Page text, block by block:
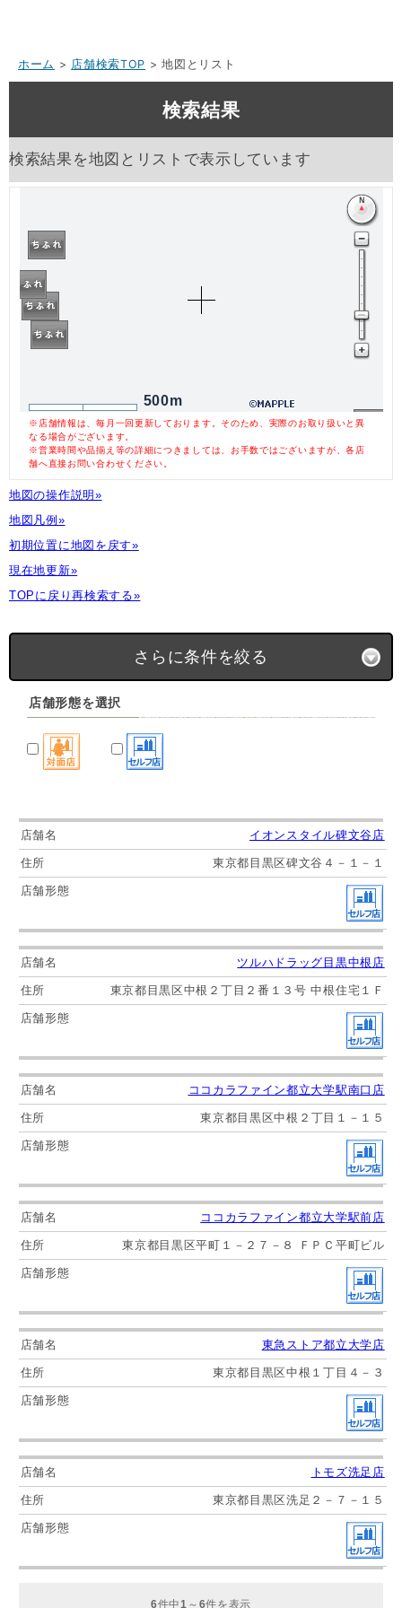
ホーム > 店舗検索TOP > 地図とリスト
検索結果
検索結果を地図とリストで表示しています
500m
※店舗情報は、毎月一回更新しております。そのため、実際のお取り扱いと異
なる場合がございます。
※営業時間や品揃え等の詳細につきましては、お手数ではございますが、各店
舗へ直接お問い合わせください。
地図の操作説明»
地図凡例»
初期位置に地図を戻す»
現在地更新»
TOPに戻り再検索する»
さらに条件を絞る
店舗形態を選択
イオンスタイル碑文谷店
東京都目黒区碑文谷４－１－１
ツルハドラッグ目黒中根店
東京都目黒区中根２丁目２番１３号 中根住宅１Ｆ
ココカラファイン都立大学駅南口店
東京都目黒区中根２丁目１－１５
ココカラファイン都立大学駅前店
東京都目黒区平町１－２７－８ ＦＰＣ平町ビル
東急ストア都立大学店
東京都目黒区中根１丁目４－３
トモズ洗足店
東京都目黒区洗足２－７－１５
6件中 1 ～ 6件を表示